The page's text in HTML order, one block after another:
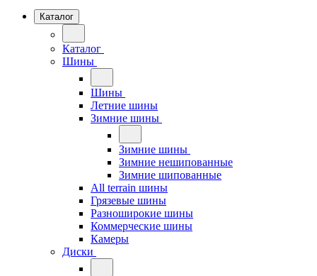
Каталог
Каталог
Шины
Шины
Летние шины
Зимние шины
Зимние шины
Зимние нешипованные
Зимние шипованные
All terrain шины
Грязевые шины
Разноширокие шины
Коммерческие шины
Камеры
Диски